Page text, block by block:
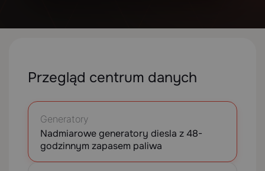
Przegląd centrum danych
Generatory
Nadmiarowe generatory diesla z 48-
godzinnym zapasem paliwa